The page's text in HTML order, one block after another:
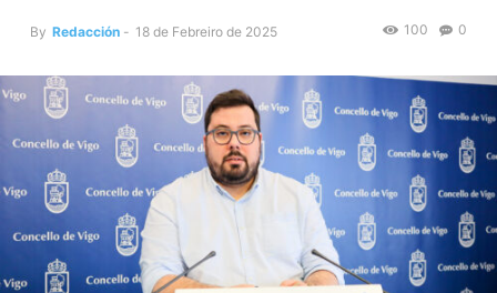
By Redacción - 18 de Febreiro de 2025 0
100